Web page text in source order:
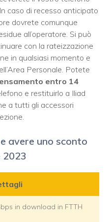
caso di recesso anticipato
dovrete comunque
all’operatore. Si può
con la rateizzazione
in qualsiasi momento e
Personale. Potete
entro 14
e restituirlo a Iliad
a tutti gli accessori
avere uno sconto
2023
in download in FTTH